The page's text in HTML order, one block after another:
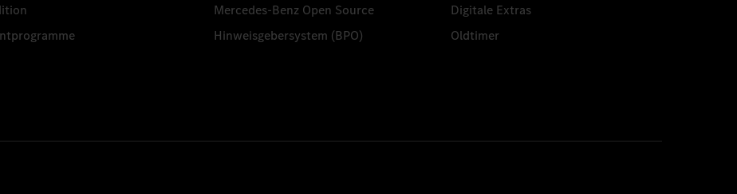
Mercedes-Benz Open Source
Hinweisgebersystem (BPO)
Digitale Extras
Oldtimer